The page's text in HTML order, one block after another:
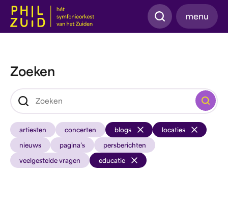
Zoeken
menu
Zoeken
Zoeken
artiesten concerten blogs locaties
nieuws pagina’s persberichten
veelgestelde vragen educatie